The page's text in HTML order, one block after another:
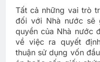
Tất cả những vai trò
đối với Nhà nước sẽ
quyền của Nhà nước
về việc ra quyết
thuận sử dụng vốn